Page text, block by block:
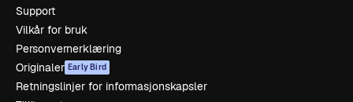
Support
Vilkår for bruk
Personvernerklæring
Originaler Early Bird
Retningslinjer for informasjonskapsler